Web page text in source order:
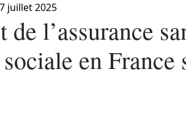
juillet 2025
de l’assurance
en France